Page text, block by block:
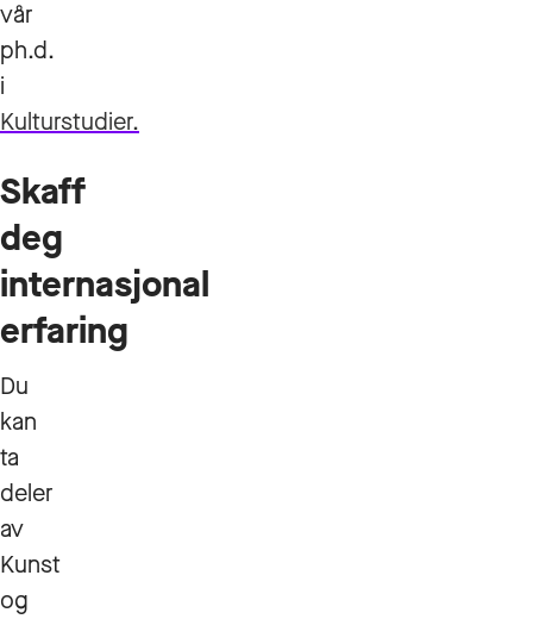
vår
ph.d.
i
Kulturstudier.
Skaff
deg
internasjonal
erfaring
Du
kan
ta
deler
av
Kunst
og